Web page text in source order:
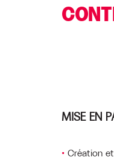
MISE EN
Création